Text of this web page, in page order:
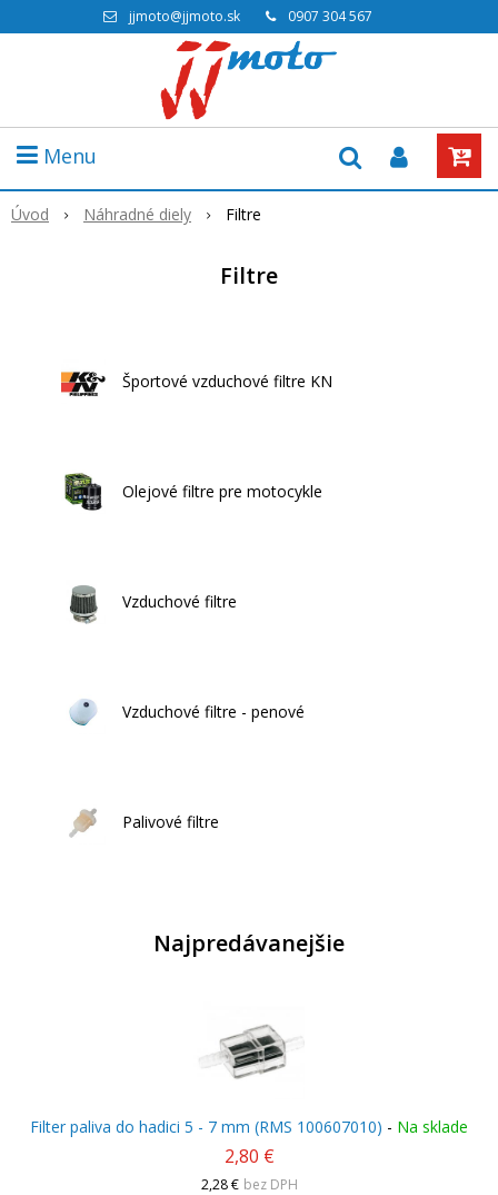
jjmoto@jjmoto.sk 0907 304 567
Menu
Úvod Náhradné diely Filtre
Filtre
Športové vzduchové filtre KN
Olejové filtre pre motocykle
Vzduchové filtre
Vzduchové filtre - penové
Palivové filtre
Najpredávanejšie
Filter paliva do hadici 5 - 7 mm (RMS 100607010) - Na sklade
2,80 €
2,28 € bez DPH